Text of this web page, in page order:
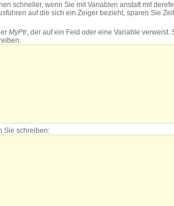
schneller, wenn Sie mit Variablen anstatt mit
auf die sich ein Zeiger bezieht, sparen Sie
MyPtr, der auf ein Feld oder eine Variable verweist.
Sie schreiben: